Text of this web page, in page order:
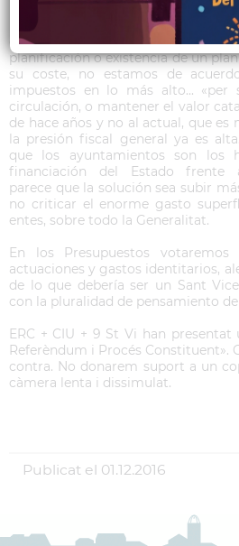
Días atrás se trataron las
(impuestos y tasas). Desde C’s
de impuestos innecesaria. Esto
planificación o existencia de un
su coste, no estamos de
impuestos en lo más alto...
circulación, o mantener el valor
de hace años y no al actual, que es
la presión fiscal general ya es
que los ayuntamientos son los
financiación del Estado
parece que la solución sea subir
no criticar el enorme gasto
entes, sobre todo la Generalitat.
En los Presupuestos
actuaciones y gastos identitarios,
de lo que debería ser un Sant
con la pluralidad de pensamiento
ERC + CIU + 9 St Vi han
Referèndum i Procés Constituent».
contra. No donarem suport a un
càmera lenta i dissimulat.
Publicat el 01.12.2016